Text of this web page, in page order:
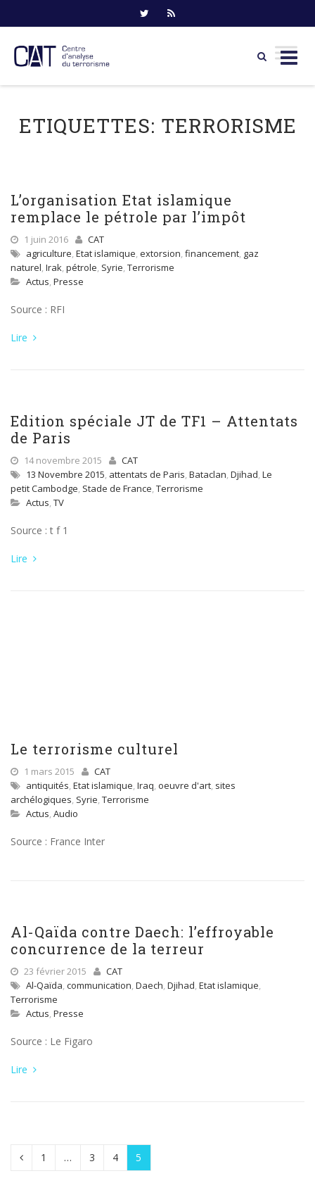
content
ETIQUETTES: TERRORISME
L’organisation Etat islamique
remplace le pétrole par l’impôt
1 juin 2016
CAT
agriculture, Etat islamique, extorsion, financement, gaz
naturel, Irak, pétrole, Syrie, Terrorisme
Actus, Presse
Source : RFI
Lire
Edition spéciale JT de TF1 – Attentats
de Paris
14 novembre 2015
CAT
13 Novembre 2015, attentats de Paris, Bataclan, Djihad, Le
petit Cambodge, Stade de France, Terrorisme
Actus, TV
Source : t f 1
Lire
Le terrorisme culturel
1 mars 2015
CAT
antiquités, Etat islamique, Iraq, oeuvre d'art, sites
archélogiques, Syrie, Terrorisme
Actus, Audio
Source : France Inter
Al-Qaïda contre Daech: l’effroyable
concurrence de la terreur
23 février 2015
CAT
Al-Qaïda, communication, Daech, Djihad, Etat islamique,
Terrorisme
Actus, Presse
Source : Le Figaro
Lire
1 … 3 4 5